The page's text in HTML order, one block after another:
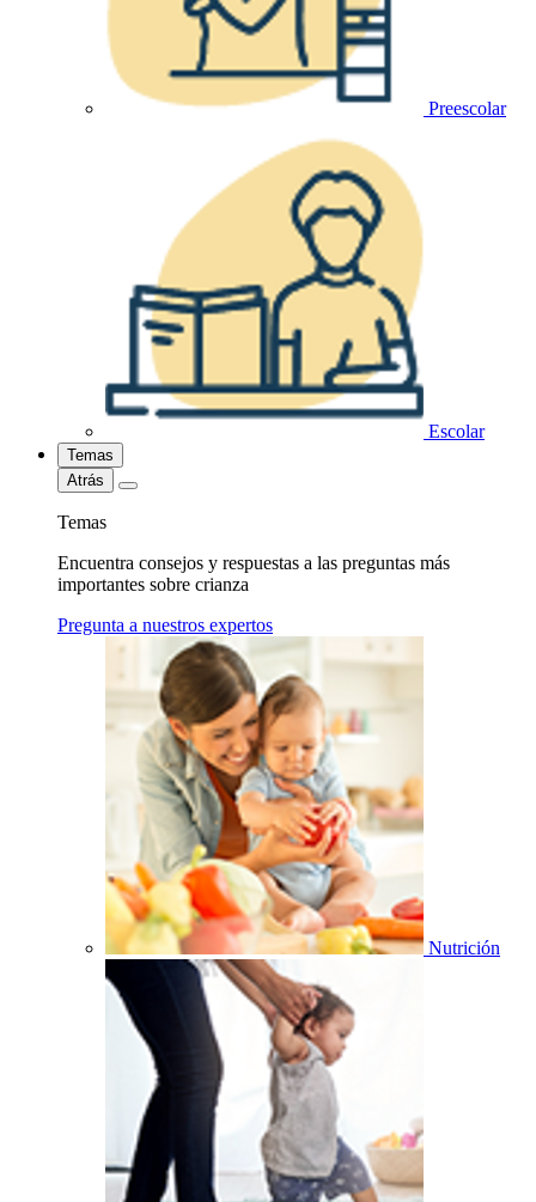
Preescolar
Escolar
Temas
Atrás
Temas
Encuentra consejos y respuestas a las preguntas más
importantes sobre crianza
Pregunta a nuestros expertos
Nutrición